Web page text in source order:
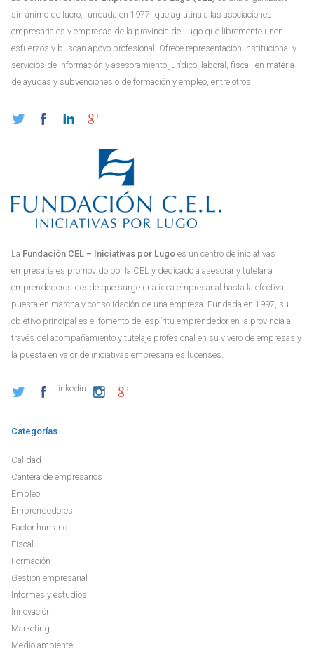
sin ánimo de lucro, fundada en 1977, que aglutina a las asociaciones
empresariales y empresas de la provincia de Lugo que libremente unen
esfuerzos y buscan apoyo profesional. Ofrece representación institucional y
servicios de información y asesoramiento jurídico, laboral, fiscal, en materia
de ayudas y subvenciones o de formación y empleo, entre otros.
La Fundación CEL – Iniciativas por Lugo es un centro de iniciativas
empresariales promovido por la CEL y dedicado a asesorar y tutelar a
emprendedores desde que surge una idea empresarial hasta la efectiva
puesta en marcha y consolidación de una empresa. Fundada en 1997, su
objetivo principal es el fomento del espíritu emprendedor en la provincia a
través del acompañamiento y tutelaje profesional en su vivero de empresas y
la puesta en valor de iniciativas empresariales lucenses.
linkedin
Categorías
Calidad
Cantera de empresarios
Empleo
Emprendedores
Factor humano
Fiscal
Formación
Gestión empresarial
Informes y estudios
Innovación
Marketing
Medio ambiente